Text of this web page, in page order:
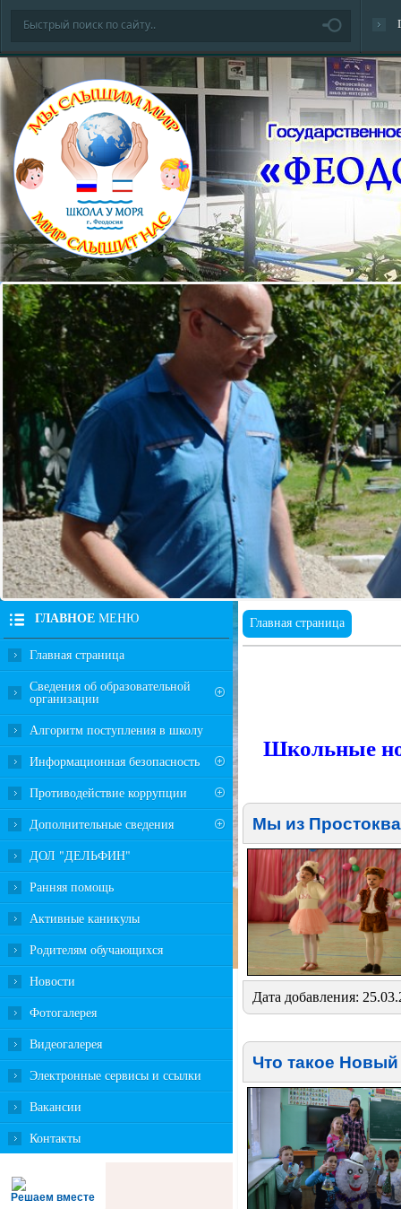
ГЛАВНОЕ МЕНЮ
Главная страница
Сведения об образовательной
организации
Алгоритм поступления в школу
Информационная безопасность
Противодействие коррупции
Дополнительные сведения
ДОЛ "ДЕЛЬФИН"
Ранняя помощь
Активные каникулы
Родителям обучающихся
Новости
Фотогалерея
Видеогалерея
Электронные сервисы и ссылки
Вакансии
Контакты
Решаем вместе
Главная страница
Школьные
Мы из
Дата добавления:
Что такое